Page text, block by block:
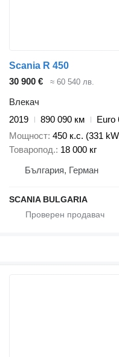
Scania R 450
30 900 €
≈ 60 540 лв.
Влекач
2019
890 090 км
Euro
Мощност 450 к.с. (331
Товаропод. 18 000 кг
България, Герман
SCANIA BULGARIA